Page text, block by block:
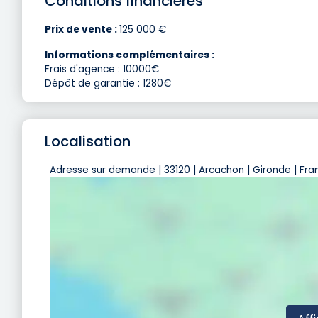
Prix de vente :125 000 €
Informations complémentaires :
Frais d'agence : 10000€
Dépôt de garantie : 1280€
Localisation
Adresse sur demande | 33120 | Arcachon | Gironde |